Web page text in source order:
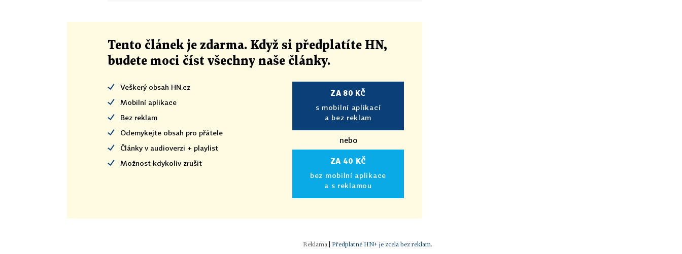
Tento článek je zdarma. Když si předplatíte HN,
budete moci číst všechny naše články.
Veškerý obsah HN.cz
Mobilní aplikace
Bez reklam
Odemykejte obsah pro přátele
Články v audioverzi + playlist
Možnost kdykoliv zrušit
ZA 80 KČ
s mobilní aplikací
a bez reklam
nebo
ZA 40 KČ
bez mobilní aplikace
a s reklamou
| Předplatné HN+ je zcela bez reklam.